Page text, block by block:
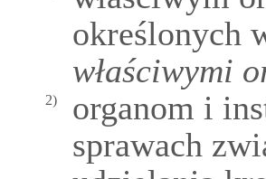
określonych
właściwymi
2)
organom i
sprawach